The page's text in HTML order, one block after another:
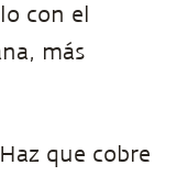
con el
más
que cobre